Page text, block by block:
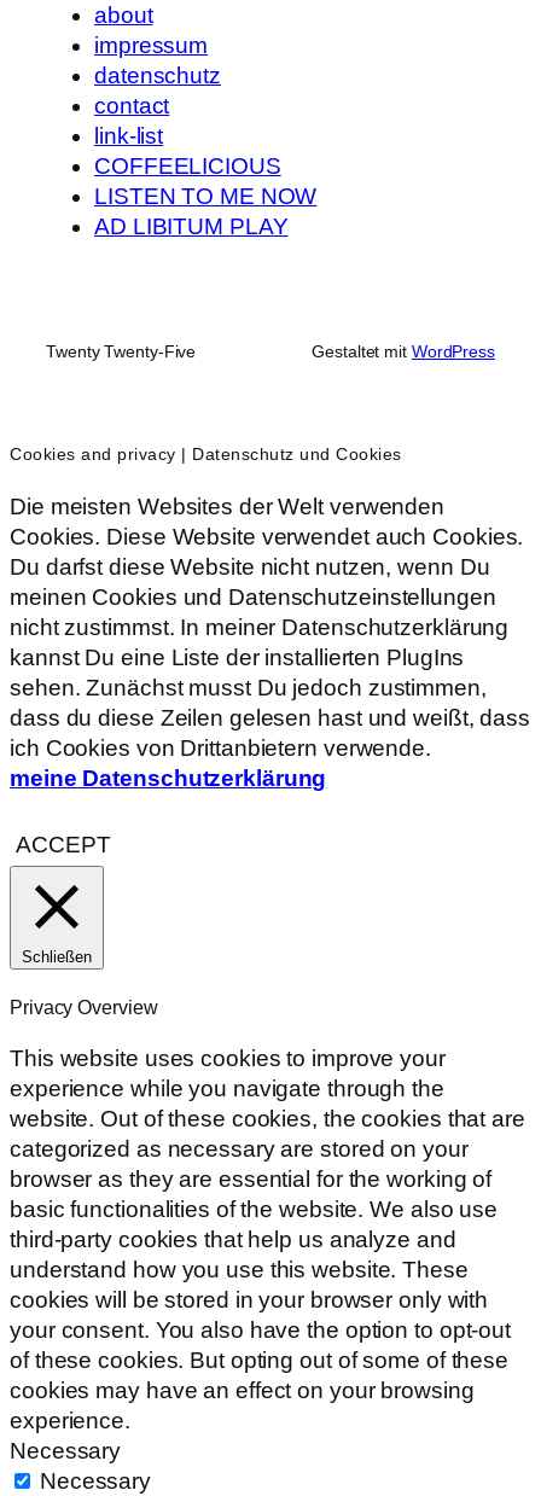
about
impressum
datenschutz
contact
link-list
COFFEELICIOUS
LISTEN TO ME NOW
AD LIBITUM PLAY
Twenty Twenty-Five Gestaltet mit WordPress
Cookies and privacy | Datenschutz und Cookies
Die meisten Websites der Welt verwenden
Cookies. Diese Website verwendet auch Cookies.
Du darfst diese Website nicht nutzen, wenn Du
meinen Cookies und Datenschutzeinstellungen
nicht zustimmst. In meiner Datenschutzerklärung
kannst Du eine Liste der installierten PlugIns
sehen. Zunächst musst Du jedoch zustimmen,
dass du diese Zeilen gelesen hast und weißt, dass
ich Cookies von Drittanbietern verwende.
meine Datenschutzerklärung
ACCEPT
Schließen
Privacy Overview
This website uses cookies to improve your
experience while you navigate through the
website. Out of these cookies, the cookies that are
categorized as necessary are stored on your
browser as they are essential for the working of
basic functionalities of the website. We also use
third-party cookies that help us analyze and
understand how you use this website. These
cookies will be stored in your browser only with
your consent. You also have the option to opt-out
of these cookies. But opting out of some of these
cookies may have an effect on your browsing
experience.
Necessary
Necessary